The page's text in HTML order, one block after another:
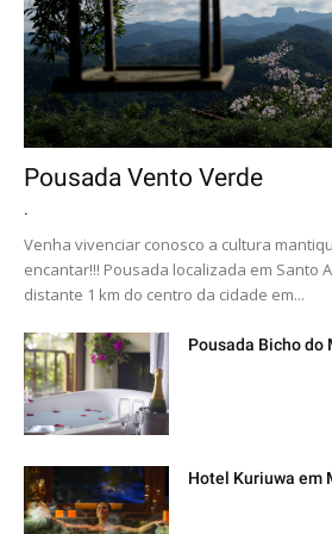
Pousada Vento Verde
.
Venha vivenciar conosco a cultura
encantar!!! Pousada localizada em Santo
distante 1 km do centro da cidade em...
Pousada Bicho do
Hotel Kuriuwa em